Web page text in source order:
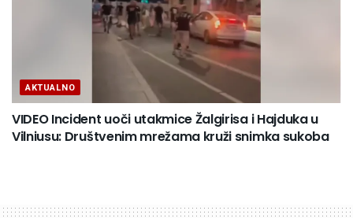
AKTUALNO
VIDEO Incident uoči utakmice Žalgirisa i Hajduka u
Vilniusu: Društvenim mrežama kruži snimka sukoba